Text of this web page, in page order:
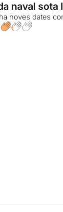
naval sota
noves dates